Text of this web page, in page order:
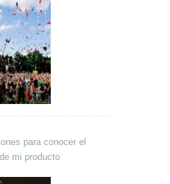
para conocer el
mi producto